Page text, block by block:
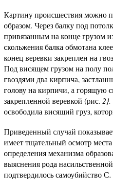
Картину происшествия можно
образом. Через балку под
привязанным на конце грузом
скольжения балка обмотана
конец веревки закреплен на
Под висящем грузом на полу
гвоздями два кирпича,
голову на кирпичи, а горящую
закрепленной веревкой (рис. 2}.
освободила висящий груз,
Приведенный случай
имеет тщательный осмотр
определения механизма
выяснения рода
подтвердилось самоубийство С.